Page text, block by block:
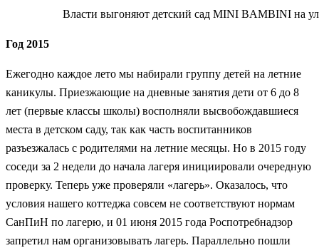
Власти выгоняют детский сад MINI BAMBINI на
Год 2015
Ежегодно каждое лето мы набирали группу детей на летние
каникулы. Приезжающие на дневные занятия дети от 6 до 8
лет (первые классы школы) восполняли высвобождавшиеся
места в детском саду, так как часть воспитанников
разъезжалась с родителями на летние месяцы. Но в 2015 году
соседи за 2 недели до начала лагеря инициировали очередную
проверку. Теперь уже проверяли «лагерь». Оказалось, что
условия нашего коттеджа совсем не соответствуют нормам
СанПиН по лагерю, и 01 июня 2015 года Роспотребнадзор
запретил нам организовывать лагерь. Параллельно пошли